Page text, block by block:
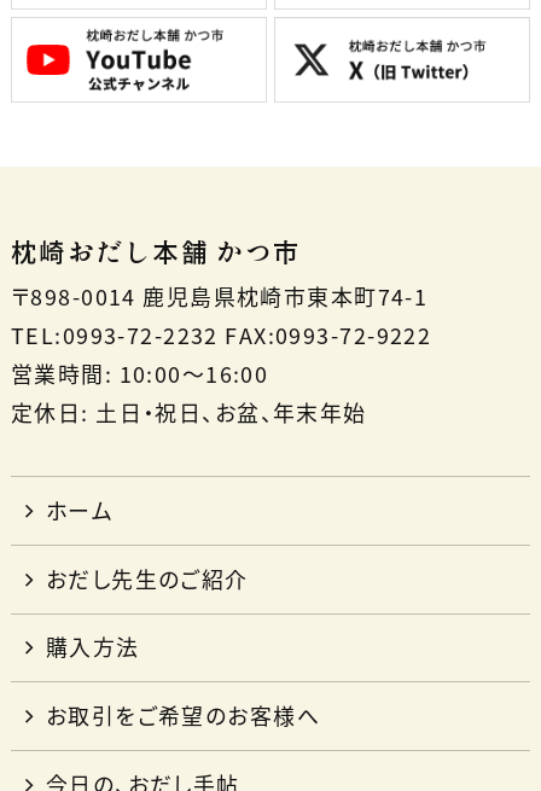
枕崎おだし本舗 かつ市
〒898-0014 鹿児島県枕崎市東本町74-1
TEL:0993-72-2232 FAX:0993-72-9222
営業時間: 10:00〜16:00
定休日: 土日・祝日、お盆、年末年始
ホーム
おだし先生のご紹介
購入方法
お取引をご希望のお客様へ